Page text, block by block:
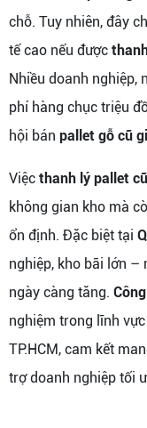
chỗ. Tuy nhiên, đây
tế cao nếu được
Nhiều doanh nghiệp,
phí hàng chục triệu
hội bán pallet gỗ cũ
Việc thanh lý pallet cũ
không gian kho mà
ổn định. Đặc biệt tại
nghiệp, kho bãi lớn –
ngày càng tăng.
nghiệm trong lĩnh
TP.HCM, cam kết
trợ doanh nghiệp tối